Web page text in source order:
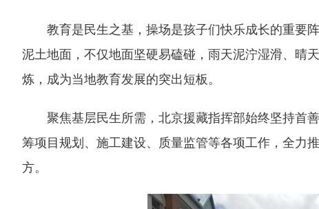
教育是民生之基，操场是孩子们快乐成长的重要阵
泥土地面，不仅地面坚硬易磕碰，雨天泥泞湿滑、晴
炼，成为当地教育发展的突出短板。
聚焦基层民生所需，北京援藏指挥部始终坚持首善
筹项目规划、施工建设、质量监管等各项工作，全力
方。